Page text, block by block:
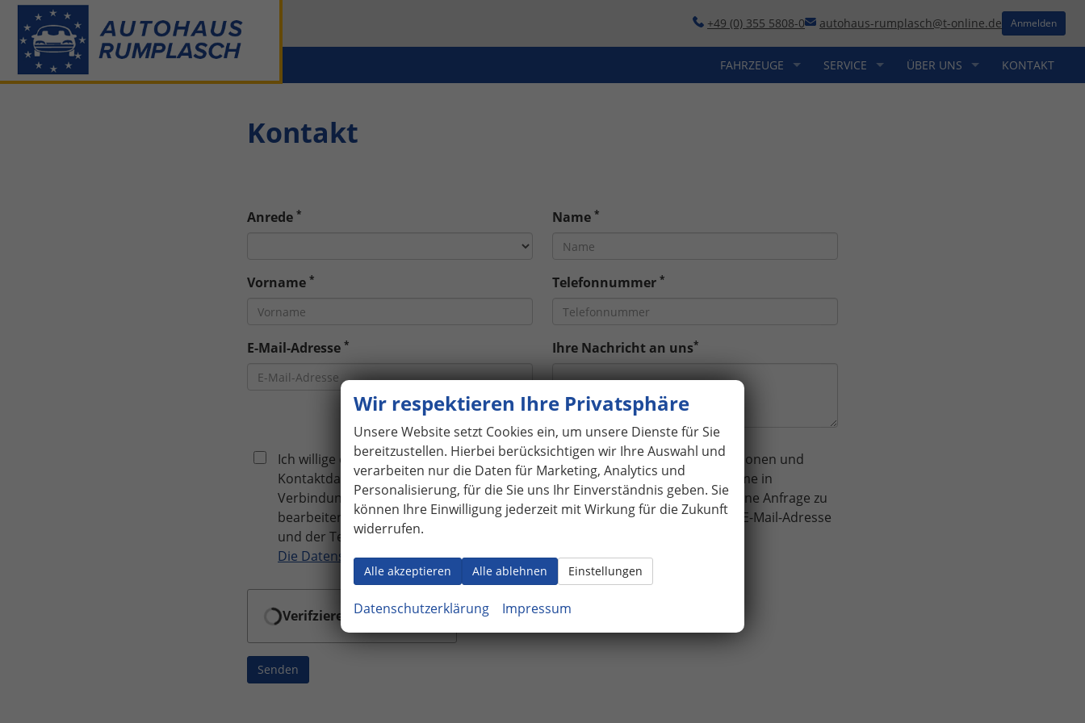
+49 (0) 355 5808-0 autohaus-rumplasch@t-online.de Anmelden
FAHRZEUGE SERVICE ÜBER UNS KONTAKT
Kontakt
Anrede * Name *
Vorname * Telefonnummer *
E-Mail-Adresse * Ihre Nachricht an uns*
Ich willige ein, dass Autohaus Rumplasch die von mir übermittelten Informationen und
Kontaktdaten dazu verwendet, um mit mir anlässlich meiner Kontaktaufnahme in
Verbindung zu treten, in diesem Zusammenhang zu kommunizieren und meine Anfrage zu
bearbeiten und abzuwickeln. Dies gilt insbesondere für die Verwendung der E-Mail-Adresse
und der Telefonnummer zu den vorgenannten Zwecken.
Die Datenschutzerklärung kann hier eingesehen werden.
Verifziere …
Senden
Wir respektieren Ihre Privatsphäre
Unsere Website setzt Cookies ein, um unsere Dienste für Sie
bereitzustellen. Hierbei berücksichtigen wir Ihre Auswahl und
verarbeiten nur die Daten für Marketing, Analytics und
Personalisierung, für die Sie uns Ihr Einverständnis geben. Sie
können Ihre Einwilligung jederzeit mit Wirkung für die Zukunft
widerrufen.
Alle akzeptieren Alle ablehnen Einstellungen
Datenschutzerklärung Impressum